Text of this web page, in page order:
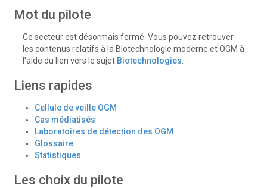
Mot du pilote
Ce secteur est désormais fermé. Vous pouvez retrouver
les contenus relatifs à la Biotechnologie moderne et OGM à
l'aide du lien vers le sujet Biotechnologies
Liens rapides
Cellule de veille OGM
Cas médiatisés
Laboratoires de détection des OGM
Glossaire
Statistiques
Les choix du pilote